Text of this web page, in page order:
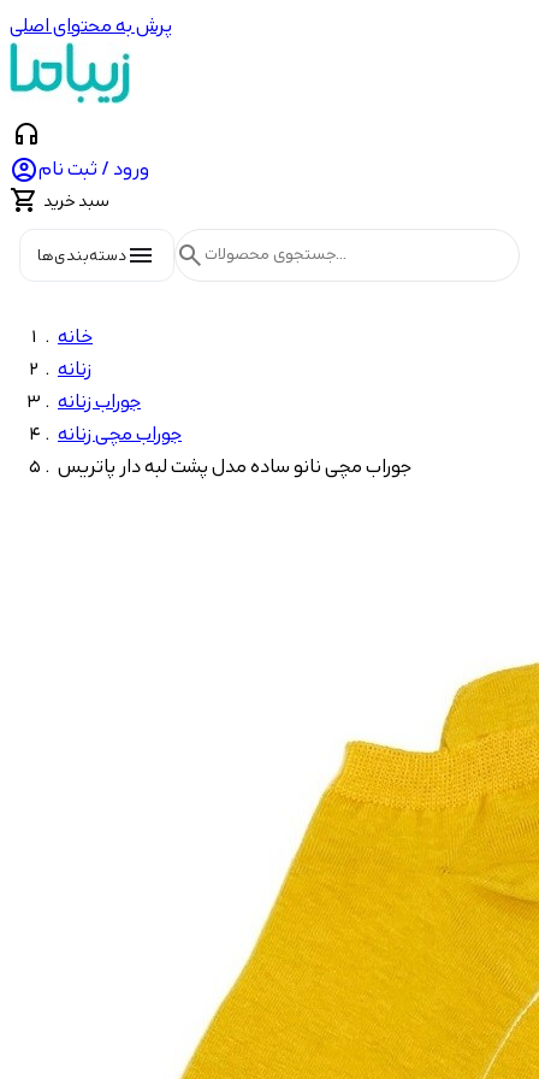
پرش به محتوای اصلی
headphones
ورود / ثبت نام
 سبد خرید
menuدسته‌بندی‌ها search
خانه
زنانه
جوراب زنانه
جوراب مچی زنانه
جوراب مچی نانو ساده مدل پشت لبه دار پاتریس